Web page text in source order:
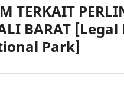
TERKAIT
BARAT
Park]